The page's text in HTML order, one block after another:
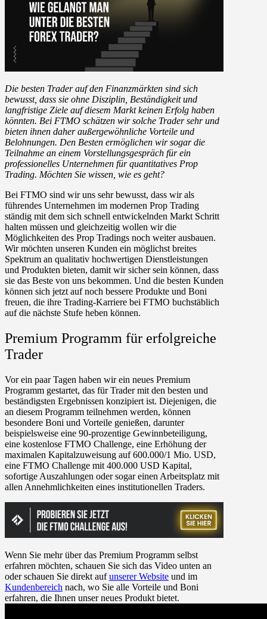
Die besten Trader auf den Finanzmärkten sind sich
bewusst, dass sie ohne Disziplin, Beständigkeit und
langfristige Ziele auf diesem Markt keinen Erfolg haben
könnten. Bei FTMO schätzen wir solche Trader sehr und
bieten ihnen daher außergewöhnliche Vorteile und
Belohnungen. Den Besten ermöglichen wir sogar die
Teilnahme an einem Vorstellungsgespräch für ein
professionelles Unternehmen für quantitatives Prop
Trading. Möchten Sie wissen, wie es geht?
Bei FTMO sind wir uns sehr bewusst, dass wir als
führendes Unternehmen im modernen Prop Trading
ständig mit dem sich schnell entwickelnden Markt Schritt
halten müssen und gleichzeitig wollen wir die
Möglichkeiten des Prop Tradings noch weiter ausbauen.
Wir möchten unseren Kunden ein möglichst breites
Spektrum an qualitativ hochwertigen Dienstleistungen
und Produkten bieten, damit wir sicher sein können, dass
sie das Beste von uns bekommen. Und die besten Kunden
können sich jetzt auf noch bessere Produkte und Boni
freuen, die ihre Trading-Karriere bei FTMO buchstäblich
auf die nächste Stufe heben können.
Premium Programm für erfolgreiche
Trader
Vor ein paar Tagen haben wir ein neues Premium
Programm gestartet, das für Trader mit den besten und
beständigsten Ergebnissen konzipiert ist. Diejenigen, die
an diesem Programm teilnehmen werden, können
besondere Boni und Vorteile genießen, darunter
beispielsweise eine 90-prozentige Gewinnbeteiligung,
eine kostenlose FTMO Challenge, eine Erhöhung der
maximalen Kapitalzuweisung auf 600.000/1 Mio. USD,
eine FTMO Challenge mit 400.000 USD Kapital,
sofortige Auszahlungen oder sogar einen Arbeitsplatz mit
allen Annehmlichkeiten eines institutionellen Traders.
Wenn Sie mehr über das Premium Programm selbst
erfahren möchten, schauen Sie sich das Video unten an
oder schauen Sie direkt aufunserer Website und im
Kundenbereich nach, wo Sie alle Vorteile und Boni
erfahren, die Ihnen unser neues Produkt bietet.